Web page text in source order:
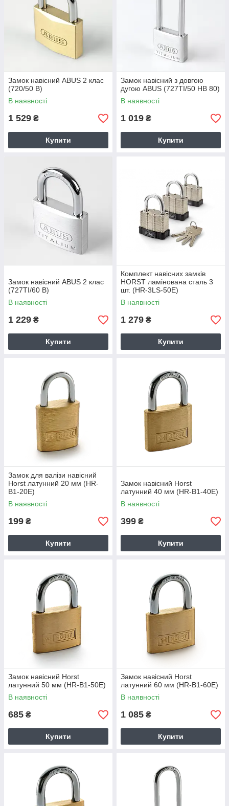
Замок навісний ABUS 2 клас
(720/50 B)
В наявності
1 529 ₴
Купити
Замок навісний з довгою
дугою ABUS (727TI/50 HB 80)
В наявності
1 019 ₴
Купити
Замок навісний ABUS 2 клас
(727TI/60 B)
В наявності
1 229 ₴
Купити
Комплект навісних замків
HORST ламінована сталь 3
шт. (HR-3LS-50E)
В наявності
1 279 ₴
Купити
Замок для валізи навісний
Horst латунний 20 мм (HR-
B1-20E)
В наявності
199 ₴
Купити
Замок навісний Horst
латунний 40 мм (HR-B1-40E)
В наявності
399 ₴
Купити
Замок навісний Horst
латунний 50 мм (HR-B1-50E)
В наявності
685 ₴
Купити
Замок навісний Horst
латунний 60 мм (HR-B1-60E)
В наявності
1 085 ₴
Купити